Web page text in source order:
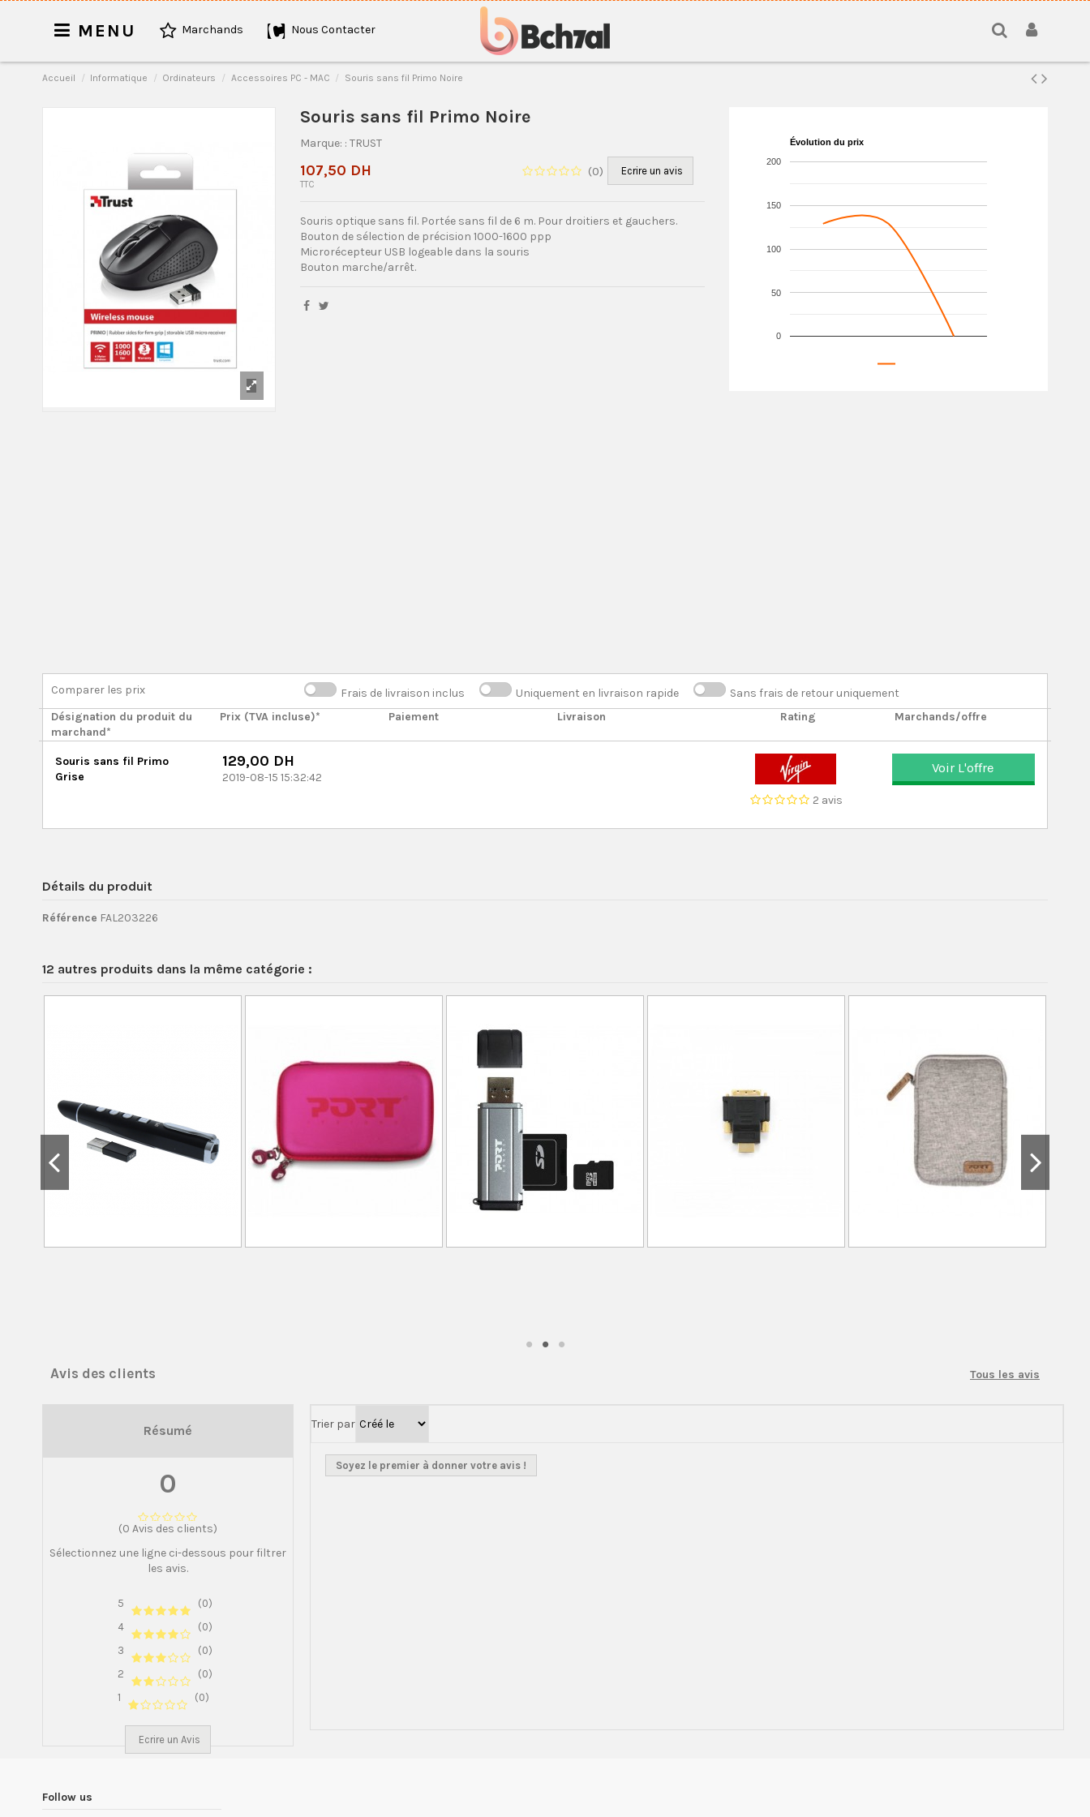
MENU Marchands Nous Contacter
Accueil Informatique Ordinateurs Accessoires PC - MAC Souris sans fil Primo Noire
Souris sans fil Primo Noire
Marque: : TRUST
(0) Ecrire un avis
107,50 DH
TTC
Souris optique sans fil. Portée sans fil de 6 m. Pour droitiers et gauchers.
Bouton de sélection de précision 1000-1600 ppp
Microrécepteur USB logeable dans la souris
Bouton marche/arrêt.
Évolution du prix
0
50
100
150
200
Comparer les prix Frais de livraison inclus Uniquement en livraison rapide
Sans frais de retour uniquement
Désignation du produit du
marchand*
Prix (TVA incluse)* Paiement Livraison Rating Marchands/offre
Souris sans fil Primo
Grise
129,00 DH
2019-08-15 15:32:42
2 avis
Voir L'offre
Détails du produit
Référence FAL203226
12 autres produits dans la même catégorie :
Avis des clients Tous les avis
Résumé
0
(0 Avis des clients)
Sélectionnez une ligne ci-dessous pour filtrer
les avis.
5
(0)
4
(0)
3
(0)
2
(0)
1
(0)
Ecrire un Avis
Trier par
Soyez le premier à donner votre avis !
Follow us